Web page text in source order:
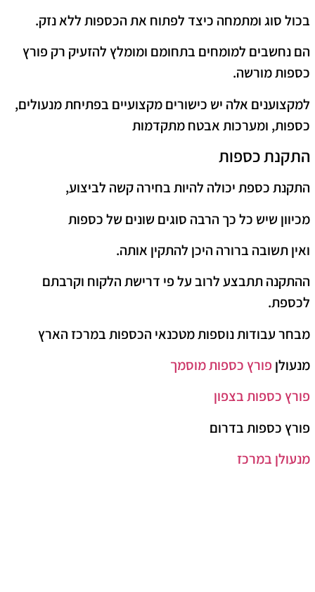
בכול סוג ומתמחה כיצד לפתוח את הכספות ללא נזק.
הם נחשבים למומחים בתחומם ומומלץ להזעיק רק פורץ
כספות מורשה.
למקצוענים אלה יש כישורים מקצועיים בפתיחת מנעולים,
כספות, ומערכות אבטח מתקדמות
התקנת כספות
התקנת כספת יכולה להיות בחירה קשה לביצוע,
מכיוון שיש כל כך הרבה סוגים שונים של כספות
ואין תשובה ברורה היכן להתקין אותה.
ההתקנה תתבצע לרוב על פי דרישת הלקוח וקרבתם
לכספת.
מבחר עבודות נוספות מטכנאי הכספות במרכז הארץ
מנעולן פורץ כספות מוסמך
פורץ כספות בצפון
פורץ כספות בדרום
מנעולן במרכז